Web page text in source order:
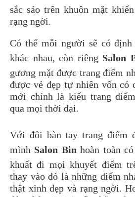
sắc sảo trên khuôn mặt
rạng ngời.
Có thể mỗi người sẽ có
khác nhau, còn riêng Salon
gương mặt được trang điểm
được vẻ đẹp tự nhiên vốn có
mới chính là kiểu trang
qua mọi thời đại.
Với đôi bàn tay trang điểm
mình Salon Bin hoàn toàn
khuất đi mọi khuyết điểm
thay vào đó là những điểm
thật xinh đẹp và rạng ngời.